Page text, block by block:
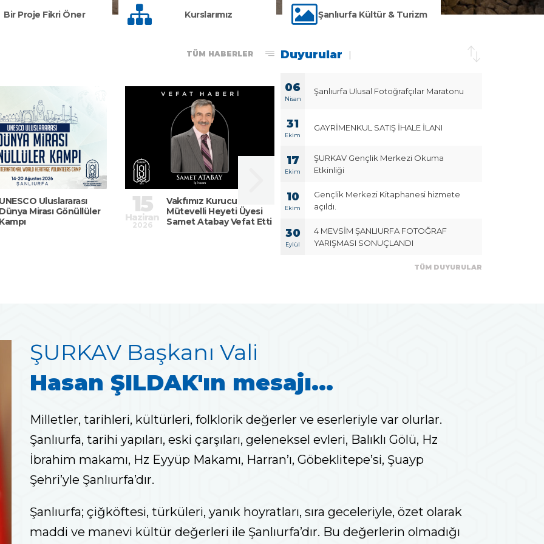
Bir Proje Fikri Öner Kurslarımız Şanlıurfa Kültür & Turizm
TÜM HABERLER
UNESCO Uluslararası
Dünya Mirası Gönüllüler
Kampı
15
Haziran
2026
Vakfımız Kurucu
Mütevelli Heyeti Üyesi
Samet Atabay Vefat Etti
03
Şanlıurfa Ulusal
Fotoğrafçılar Maratonu
Duyurular |
06
Nisan
Şanlıurfa Ulusal Fotoğrafçılar Maratonu
31
Ekim
GAYRİMENKUL SATIŞ İHALE İLANI
17
Ekim
ŞURKAV Gençlik Merkezi Okuma
Etkinliği
10
Ekim
Gençlik Merkezi Kitaphanesi hizmete
açıldı.
30
Eylül
4 MEVSİM ŞANLIURFA FOTOĞRAF
YARIŞMASI SONUÇLANDI
TÜM DUYURULAR
ŞURKAV Başkanı Vali
Hasan ŞILDAK'ın mesajı...
Milletler, tarihleri, kültürleri, folklorik değerler ve eserleriyle var olurlar.
Şanlıurfa, tarihi yapıları, eski çarşıları, geleneksel evleri, Balıklı Gölü, Hz
İbrahim makamı, Hz Eyyüp Makamı, Harran’ı, Göbeklitepe’si, Şuayp
Şehri’yle Şanlıurfa’dır.
Şanlıurfa; çiğköftesi, türküleri, yanık hoyratları, sıra geceleriyle, özet olarak
maddi ve manevi kültür değerleri ile Şanlıurfa’dır. Bu değerlerin olmadığı